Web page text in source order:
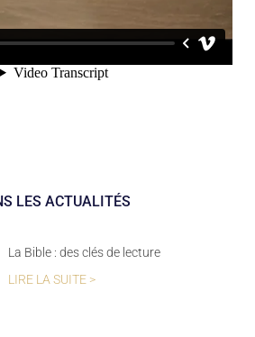
LES ACTUALITÉS
La Bible : des clés de lecture
LIRE LA SUITE >